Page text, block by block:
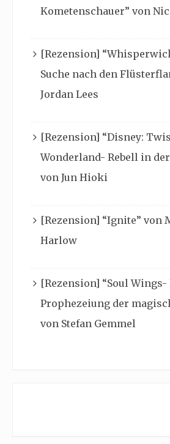
Kometenschauer” von
[Rezension]
Suche nach den
Jordan Lees
[Rezension] “Disney:
Wonderland- Rebell in
von Jun Hioki
[Rezension] “Ignite” von
Harlow
[Rezension] “Soul Wings-
Prophezeiung der
von Stefan Gemmel